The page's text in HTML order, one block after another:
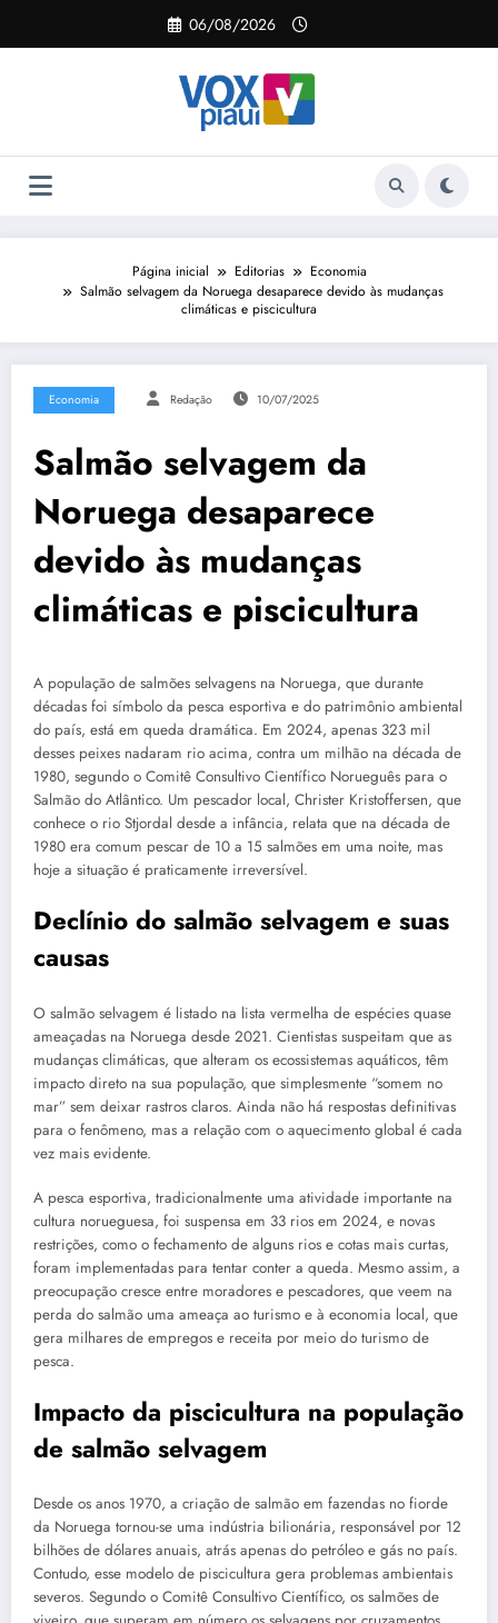
o
06/08/2026
Página inicial Editorias
Economia
Salmão selvagem da Noruega desaparece devido às mudanças
climáticas e piscicultura
Economia Redação 10/07/2025
Salmão selvagem da
Noruega desaparece
devido às mudanças
climáticas e piscicultura
A população de salmões selvagens na Noruega, que durante
décadas foi símbolo da pesca esportiva e do patrimônio ambiental
do país, está em queda dramática. Em 2024, apenas 323 mil
desses peixes nadaram rio acima, contra um milhão na década de
1980, segundo o Comitê Consultivo Científico Norueguês para o
Salmão do Atlântico. Um pescador local, Christer Kristoffersen, que
conhece o rio Stjordal desde a infância, relata que na década de
1980 era comum pescar de 10 a 15 salmões em uma noite, mas
hoje a situação é praticamente irreversível.
Declínio do salmão selvagem e suas
causas
O salmão selvagem é listado na lista vermelha de espécies quase
ameaçadas na Noruega desde 2021. Cientistas suspeitam que as
mudanças climáticas, que alteram os ecossistemas aquáticos, têm
impacto direto na sua população, que simplesmente “somem no
mar” sem deixar rastros claros. Ainda não há respostas definitivas
para o fenômeno, mas a relação com o aquecimento global é cada
vez mais evidente.
A pesca esportiva, tradicionalmente uma atividade importante na
cultura norueguesa, foi suspensa em 33 rios em 2024, e novas
restrições, como o fechamento de alguns rios e cotas mais curtas,
foram implementadas para tentar conter a queda. Mesmo assim, a
preocupação cresce entre moradores e pescadores, que veem na
perda do salmão uma ameaça ao turismo e à economia local, que
gera milhares de empregos e receita por meio do turismo de
pesca.
Impacto da piscicultura na população
de salmão selvagem
Desde os anos 1970, a criação de salmão em fazendas no fiorde
da Noruega tornou-se uma indústria bilionária, responsável por 12
bilhões de dólares anuais, atrás apenas do petróleo e gás no país.
Contudo, esse modelo de piscicultura gera problemas ambientais
severos. Segundo o Comitê Consultivo Científico, os salmões de